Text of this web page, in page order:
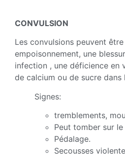
CONVULSION
Les convulsions peuvent
empoisonnement, une
infection , une déficience en
de calcium ou de sucre dans
Signes:
tremblements,
Peut tomber sur
Pédalage.
Secousses